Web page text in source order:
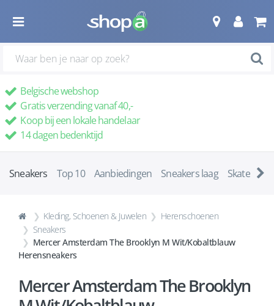
Belgische webshop
Gratis verzending vanaf 40,-
Koop bij een lokale handelaar
14 dagen bedenktijd
Sneakers Top 10 Aanbiedingen Sneakers laag
Kleding, Schoenen & Juwelen
Herenschoenen
Sneakers
Mercer Amsterdam The Brooklyn M Wit/Kobaltblauw
Herensneakers
Mercer Amsterdam The Brooklyn